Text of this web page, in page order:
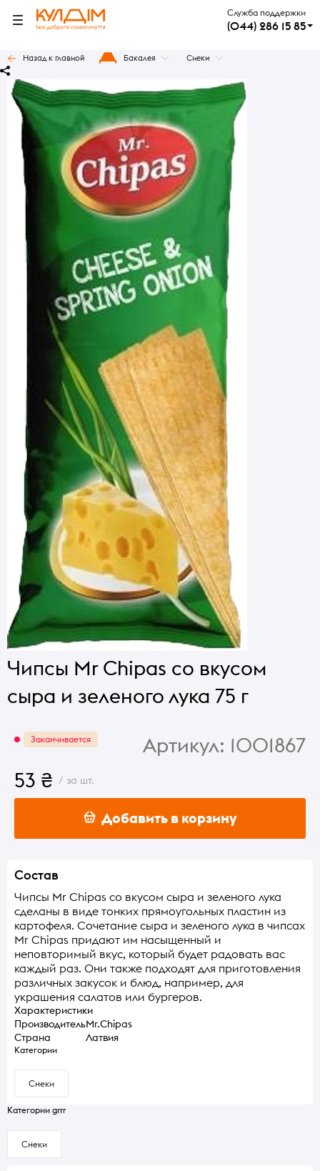
Служба поддержки
(044) 286 15 85
Назад к главной Бакалея Снеки
Чипсы Mr Chipas со вкусом
сыра и зеленого лука 75 г
Заканчивается Артикул: 1001867
53 ₴ / за шт.
Добавить в корзину
Состав
Чипсы Mr Chipas со вкусом сыра и зеленого лука
сделаны в виде тонких прямоугольных пластин из
картофеля. Сочетание сыра и зеленого лука в чипсах
Mr Chipas придают им насыщенный и
неповторимый вкус, который будет радовать вас
каждый раз. Они также подходят для приготовления
различных закусок и блюд, например, для
украшения салатов или бургеров.
Характеристики
ПроизводительMr.Chipas
Страна
Латвия
Категории
Снеки
Категории grrr
Снеки